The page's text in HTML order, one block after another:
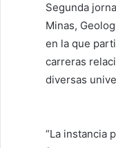
Segunda
Minas,
en la que
carreras
diversas
“La instancia